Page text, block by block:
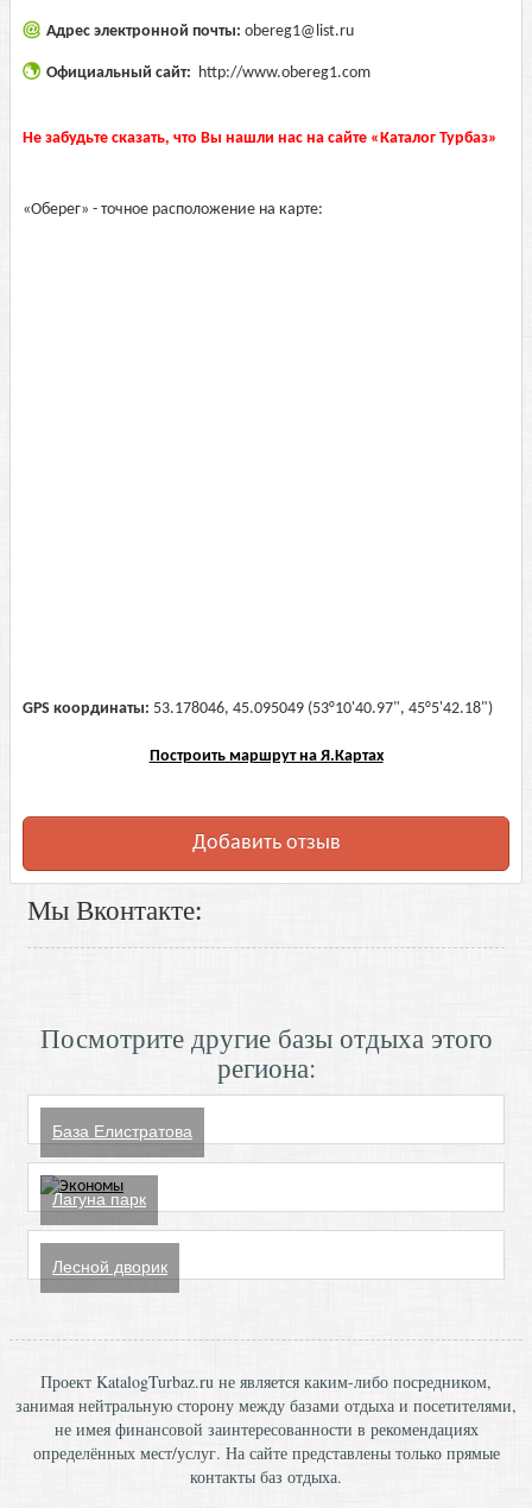
Адрес электронной почты: obereg1@list.ru
Официальный сайт: http://www.obereg1.com
Не забудьте сказать, что Вы нашли нас на сайте «Каталог Турбаз»
«Оберег» - точное расположение на карте:
GPS координаты: 53.178046, 45.095049 (53°10'40.97", 45°5'42.18")
Построить маршрут на Я.Картах
Добавить отзыв
Мы Вконтакте:
Посмотрите другие базы отдыха этого
региона:
База Елистратова
Лагуна парк
Лесной дворик
Проект KatalogTurbaz.ru не является каким-либо посредником,
занимая нейтральную сторону между базами отдыха и посетителями,
не имея финансовой заинтересованности в рекомендациях
определённых мест/услуг. На сайте представлены только прямые
контакты баз отдыха.